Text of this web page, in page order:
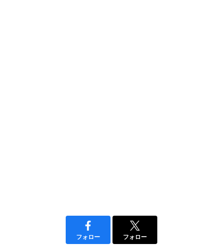
フォロー フォロー